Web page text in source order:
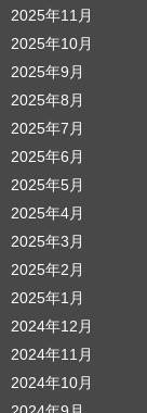
2025年11月
2025年10月
2025年9月
2025年8月
2025年7月
2025年6月
2025年5月
2025年4月
2025年3月
2025年2月
2025年1月
2024年12月
2024年11月
2024年10月